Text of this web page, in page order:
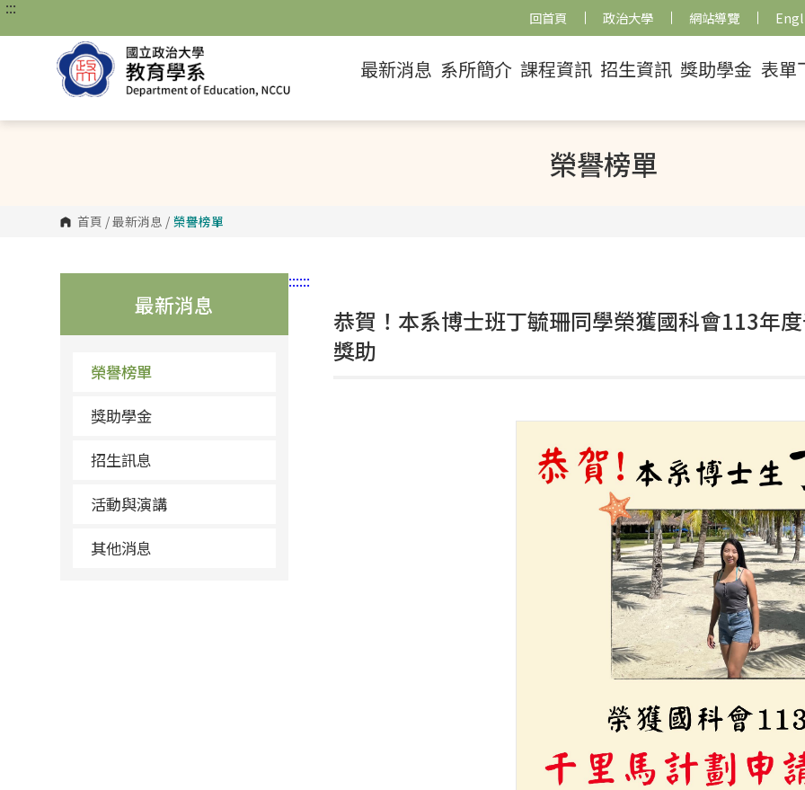
跳
主
::: 回首頁 政治大學 網站導覽
最新消息 系所簡介 課程資訊 招生資訊 獎助學金 表單
榮譽榜單
首頁 /最新消息 / 榮譽榜單
:::
最新消息
榮譽榜單
獎助學金
招生訊息
活動與演講
其他消息
:::
恭賀！本系博士班丁毓珊同學榮獲國科會113年
獎助